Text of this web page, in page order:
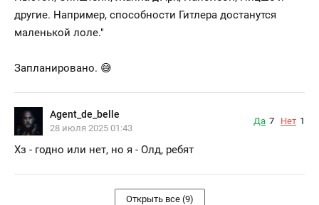
другие. Например, способности Гитлера достанутся
маленькой лоле."
Запланировано. 😅
Agent_de_belle
28 июля 2025 01:43
Да 7 Нет 1
Хз - годно или нет, но я - Олд, ребят
Открыть все (9)